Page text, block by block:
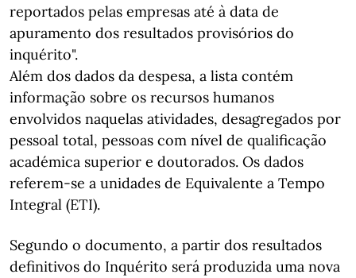
reportados pelas empresas até à data de
apuramento dos resultados provisórios do
inquérito".
Além dos dados da despesa, a lista contém
informação sobre os recursos humanos
envolvidos naquelas atividades, desagregados por
pessoal total, pessoas com nível de qualificação
académica superior e doutorados. Os dados
referem-se a unidades de Equivalente a Tempo
Integral (ETI).
Segundo o documento, a partir dos resultados
definitivos do Inquérito será produzida uma nova